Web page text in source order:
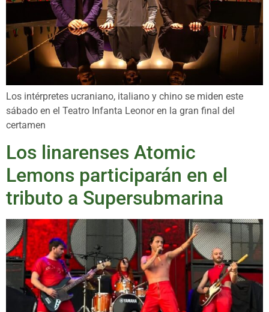
Los intérpretes ucraniano, italiano y chino se miden este
sábado en el Teatro Infanta Leonor en la gran final del
certamen
Los linarenses Atomic
Lemons participarán en el
tributo a Supersubmarina